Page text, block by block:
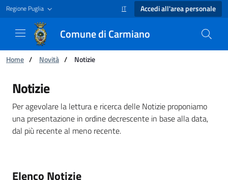
Regione Puglia SELEZIONE LINGUA: LINGUA
IT Accedi all'area personale
Comune di Carmiano
Ti trovi in:
Home / Novità / Notizie
Notizie - Comune di Carmiano
Notizie
Per agevolare la lettura e ricerca delle Notizie proponiamo
una presentazione in ordine decrescente in base alla data,
dal più recente al meno recente.
Elenco Notizie